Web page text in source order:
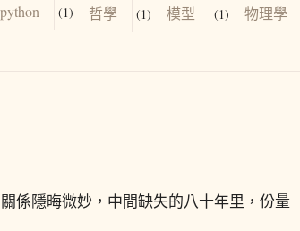
python (1) 哲學 (1) 模型 (1) 物理學
係隱晦微妙，中間缺失的八十年里，份量